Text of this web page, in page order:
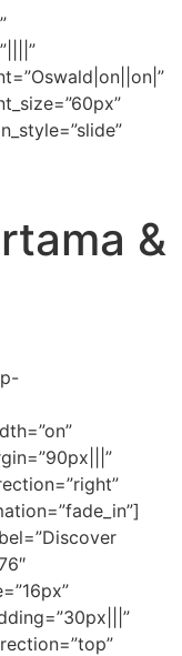
&